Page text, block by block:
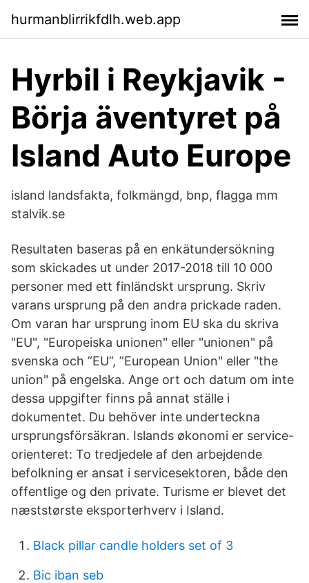
hurmanblirrikfdlh.web.app
Hyrbil i Reykjavik -
Börja äventyret på
Island Auto Europe
island landsfakta, folkmängd, bnp, flagga mm
stalvik.se
Resultaten baseras på en enkätundersökning
som skickades ut under 2017-2018 till 10 000
personer med ett finländskt ursprung. Skriv
varans ursprung på den andra prickade raden.
Om varan har ursprung inom EU ska du skriva
"EU", "Europeiska unionen" eller "unionen" på
svenska och ”EU”, ”European Union" eller "the
union" på engelska. Ange ort och datum om inte
dessa uppgifter finns på annat ställe i
dokumentet. Du behöver inte underteckna
ursprungsförsäkran. Islands økonomi er service-
orienteret: To tredjedele af den arbejdende
befolkning er ansat i servicesektoren, både den
offentlige og den private. Turisme er blevet det
næststørste eksporterhverv i Island.
Black pillar candle holders set of 3
Bic iban seb